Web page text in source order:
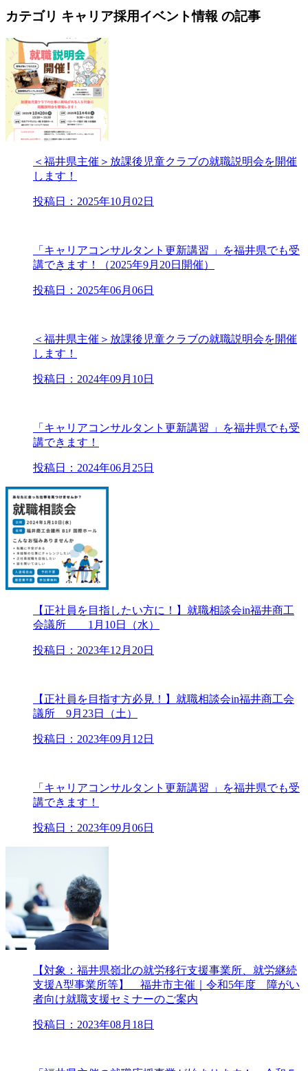
カテゴリ キャリア採用イベント情報 の記事
＜福井県主催＞放課後児童クラブの就職説明会を開催
します！
投稿日：2025年10月02日
「キャリアコンサルタント更新講習 」を福井県でも受
講できます！（2025年9月20日開催）
投稿日：2025年06月06日
＜福井県主催＞放課後児童クラブの就職説明会を開催
します！
投稿日：2024年09月10日
「キャリアコンサルタント更新講習 」を福井県でも受
講できます！
投稿日：2024年06月25日
【正社員を目指したい方に！】就職相談会in福井商工
会議所 1月10日（水）
投稿日：2023年12月20日
【正社員を目指す方必見！】就職相談会in福井商工会
議所 9月23日（土）
投稿日：2023年09月12日
「キャリアコンサルタント更新講習 」を福井県でも受
講できます！
投稿日：2023年09月06日
【対象：福井県嶺北の就労移行支援事業所、就労継続
支援A型事業所等】 福井市主催｜令和5年度 障がい
者向け就職支援セミナーのご案内
投稿日：2023年08月18日